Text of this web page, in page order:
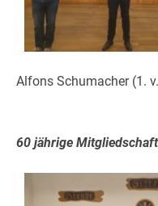
Alfons Schumacher (1.
60 jährige